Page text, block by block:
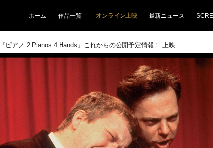
ホーム 作品一覧 オンライン上映 最新ニュース
『ピアノ 2 Pianos 4 Hands』これからの公開予定情報！ 上映館、Ｔ・ジョイ博多を紹介！